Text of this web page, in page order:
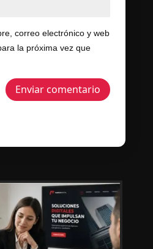
correo electrónico y web
la próxima vez que
Enviar comentario